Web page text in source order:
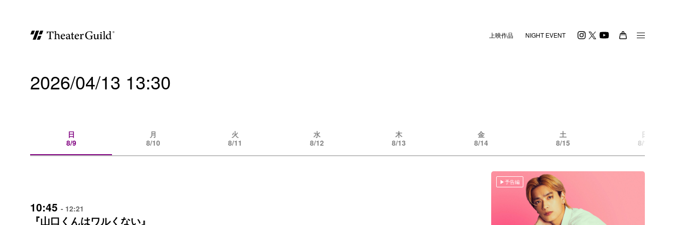
上映作品 NIGHT EVENT
2026/04/13 13:30
日
8/9
月
8/10
火
8/11
水
8/12
木
8/13
金
8/14
土
8/15
日
8/16
予告編
10:45 - 12:21
『山口くんはワルくない』